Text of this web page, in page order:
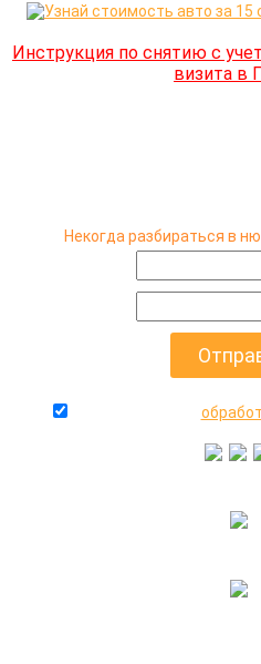
Инструкция по снятию с
визита в
Некогда разбираться в